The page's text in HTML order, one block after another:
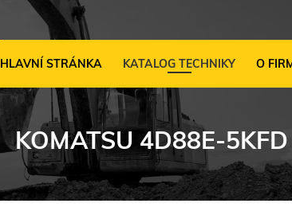
HLAVNÍ STRÁNKA KATALOG TECHNIKY O
KOMATSU 4D88E-5KFD